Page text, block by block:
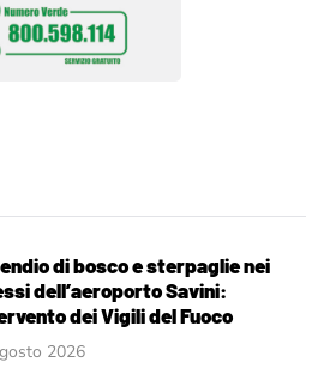
di bosco e sterpaglie nei
dell’aeroporto Savini:
dei Vigili del Fuoco
2026